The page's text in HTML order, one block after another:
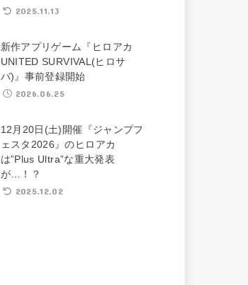
2025.11.13
新作アプリゲーム『ヒロアカ
UNITED SURVIVAL(ヒロサ
バ)』事前登録開始
2026.06.25
12月20日(土)開催『ジャンプフ
ェスタ2026』のヒロアカ
は”Plus Ultra”な重大発表
が…！？
2025.12.02